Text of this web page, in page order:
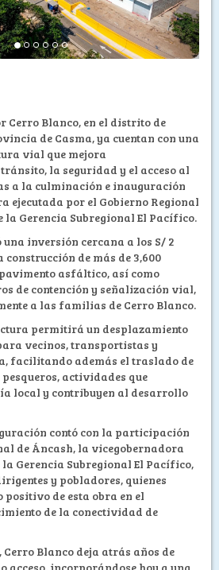
Cerro Blanco, en el distrito de
de Casma, ya cuentan con una
vial que mejora
la seguridad y el acceso al
a la culminación e inauguración
ejecutada por el Gobierno Regional
la Gerencia Subregional El Pacífico.
una inversión cercana a los S/ 2
de más de 3,600
asfáltico, así como
de contención y señalización vial,
a las familias de Cerro Blanco.
permitirá un desplazamiento
vecinos, transportistas y
facilitando además el traslado de
actividades que
local y contribuyen al desarrollo
contó con la participación
de Áncash, la vicegobernadora
Gerencia Subregional El Pacífico,
y pobladores, quienes
de esta obra en el
de la conectividad de
Blanco deja atrás años de